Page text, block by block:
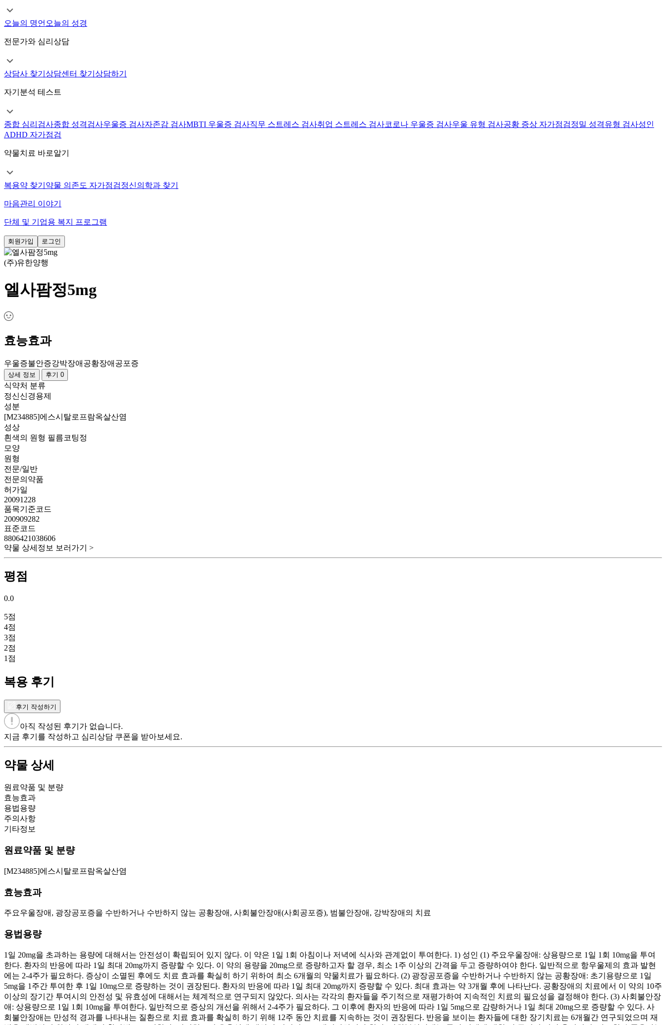
오늘의 명언 오늘의 성경
전문가와 심리상담
상담사 찾기 상담센터 찾기 상담하기
자기분석 테스트
종합 심리검사종합 성격검사우울증 검사자존감 검사MBTI 우울증 검사직무 스트레스 검사취업 스트레스 검사코로나 우울증 검사우울 유형 검사공황 증상 자가점검정밀 성격유형 검사성인
ADHD 자가점검
약물치료 바로알기
복용약 찾기 약물 의존도 자가점검정신의학과 찾기
마음관리 이야기
단체 및 기업용 복지 프로그램
회원가입 로그인
(주)유한양행
엘사팜정5mg
효능효과
우울증불안증강박장애 공황장애 공포증
상세 정보 후기 0
식약처 분류
정신신경용제
성분
[M234885]에스시탈로프람옥살산염
성상
흰색의 원형 필름코팅정
모양
원형
전문/일반
전문의약품
허가일
20091228
품목기준코드
200909282
표준코드
8806421038606
약물 상세정보 보러가기 >
평점
0.0
5점
4점
3점
2점
1 점
복용 후기
후기 작성하기
아직 작성된 후기가 없습니다.
지금 후기를 작성하고 심리상담 쿠폰을 받아보세요.
약물 상세
원료약품 및 분량
효능효과
용법용량
주의사항
기타정보
원료약품 및 분량
[M234885]에스시탈로프람옥살산염
효능효과
주요우울장애, 광장공포증을 수반하거나 수반하지 않는 공황장애, 사회불안장애(사회공포증), 범불안장애, 강박장애의 치료
용법용량
1일 20mg을 초과하는 용량에 대해서는 안전성이 확립되어 있지 않다. 이 약은 1일 1회 아침이나 저녁에 식사와 관계없이 투여한다. 1) 성인 (1) 주요우울장애: 상용량으로 1일 1회 10mg을 투여
한다. 환자의 반응에 따라 1일 최대 20mg까지 증량할 수 있다. 이 약의 용량을 20mg으로 증량하고자 할 경우, 최소 1주 이상의 간격을 두고 증량하여야 한다. 일반적으로 항우울제의 효과 발현
에는 2-4주가 필요하다. 증상이 소멸된 후에도 치료 효과를 확실히 하기 위하여 최소 6개월의 약물치료가 필요하다. (2) 광장공포증을 수반하거나 수반하지 않는 공황장애: 초기용량으로 1일
5mg을 1주간 투여한 후 1일 10mg으로 증량하는 것이 권장된다. 환자의 반응에 따라 1일 최대 20mg까지 증량할 수 있다. 최대 효과는 약 3개월 후에 나타난다. 공황장애의 치료에서 이 약의 10주
이상의 장기간 투여시의 안전성 및 유효성에 대해서는 체계적으로 연구되지 않았다. 의사는 각각의 환자들을 주기적으로 재평가하여 지속적인 치료의 필요성을 결정해야 한다. (3) 사회불안장
애: 상용량으로 1일 1회 10mg을 투여한다. 일반적으로 증상의 개선을 위해서 2-4주가 필요하다. 그 이후에 환자의 반응에 따라 1일 5mg으로 감량하거나 1일 최대 20mg으로 증량할 수 있다. 사
회불안장애는 만성적 경과를 나타내는 질환으로 치료 효과를 확실히 하기 위해 12주 동안 치료를 지속하는 것이 권장된다. 반응을 보이는 환자들에 대한 장기치료는 6개월간 연구되었으며 재